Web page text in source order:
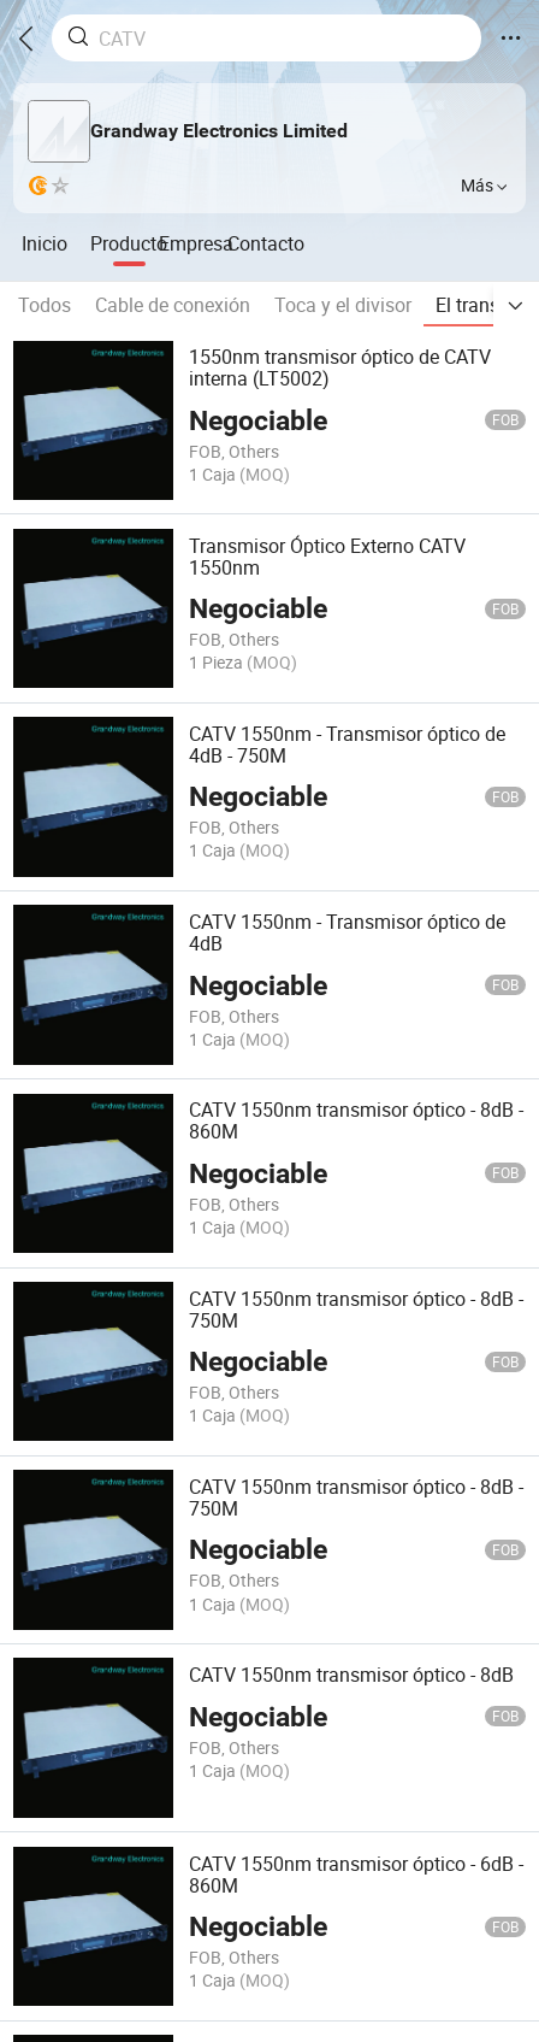
Grandway Electronics Limited
Más
Inicio ProductoEmpresaContacto
Todos Cable de conexión Toca y el divisor
El
1550nm transmisor óptico de CATV
interna (LT5002)
Negociable FOB
FOB, Others
1 Caja (MOQ)
Transmisor Óptico Externo CATV
1550nm
Negociable FOB
FOB, Others
1 Pieza (MOQ)
CATV 1550nm - Transmisor óptico de
4dB - 750M
Negociable FOB
FOB, Others
1 Caja (MOQ)
CATV 1550nm - Transmisor óptico de
4dB
Negociable FOB
FOB, Others
1 Caja (MOQ)
CATV 1550nm transmisor óptico - 8dB -
860M
Negociable FOB
FOB, Others
1 Caja (MOQ)
CATV 1550nm transmisor óptico - 8dB -
750M
Negociable FOB
FOB, Others
1 Caja (MOQ)
CATV 1550nm transmisor óptico - 8dB -
750M
Negociable FOB
FOB, Others
1 Caja (MOQ)
CATV 1550nm transmisor óptico - 8dB
Negociable FOB
FOB, Others
1 Caja (MOQ)
CATV 1550nm transmisor óptico - 6dB -
860M
Negociable FOB
FOB, Others
1 Caja (MOQ)